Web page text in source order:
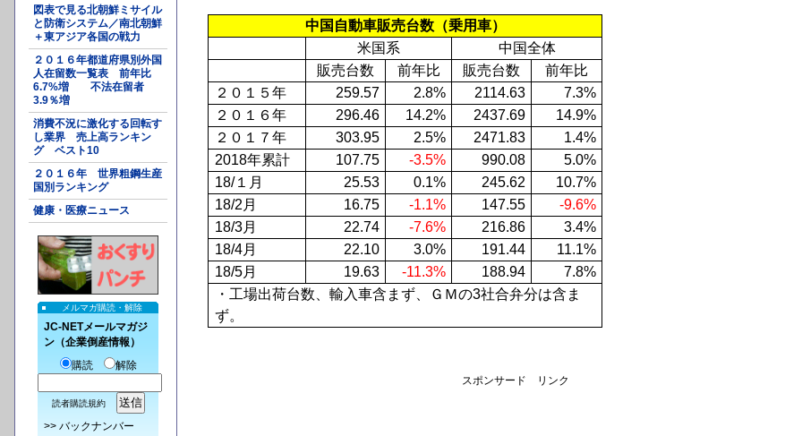
図表で見る北朝鮮ミサイル
と防衛システム／南北朝鮮
＋東アジア各国の戦力
２０１６年都道府県別外国
人在留数一覧表 前年比
6.7%増 不法在留者
3.9％増
消費不況に激化する回転す
し業界 売上高ランキン
グ ベスト10
２０１６年 世界粗鋼生産
国別ランキング
健康・医療ニュース
メルマガ購読・解除
JC-NETメールマガジ
ン（企業倒産情報）
購読
解除
読者購読規約
>> バックナンバー
中国自動車販売台数（乗用車）
米国系
中国全体
販売台数
前年比 販売台数
前年比
２０１５年
259.57 2.8% 2114.63
7.3%
２０１６年
296.46 14.2% 2437.69
14.9%
２０１７年
303.95 2.5% 2471.83
1.4%
2018年累計 107.75 -3.5% 990.08
5.0%
18/１月 25.53 0.1% 245.62
10.7%
18/2 月 16.75 -1.1% 147.55
-9.6%
18/3月 22.74 -7.6% 216.86
3.4%
18/4月 22.10 3.0% 191.44
11.1%
18/5月 19.63 -11.3% 188.94
7.8%
・工場出荷台数、輸入車含まず、ＧＭの3社合弁分は含ま
ず。
スポンサード リンク